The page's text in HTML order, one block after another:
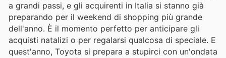
a grandi passi, e gli acquirenti in Italia si stanno già
preparando per il weekend di shopping più grande
dell'anno. È il momento perfetto per anticipare gli
acquisti natalizi o per regalarsi qualcosa di speciale. E
quest'anno, Toyota si prepara a stupirci con un'ondata